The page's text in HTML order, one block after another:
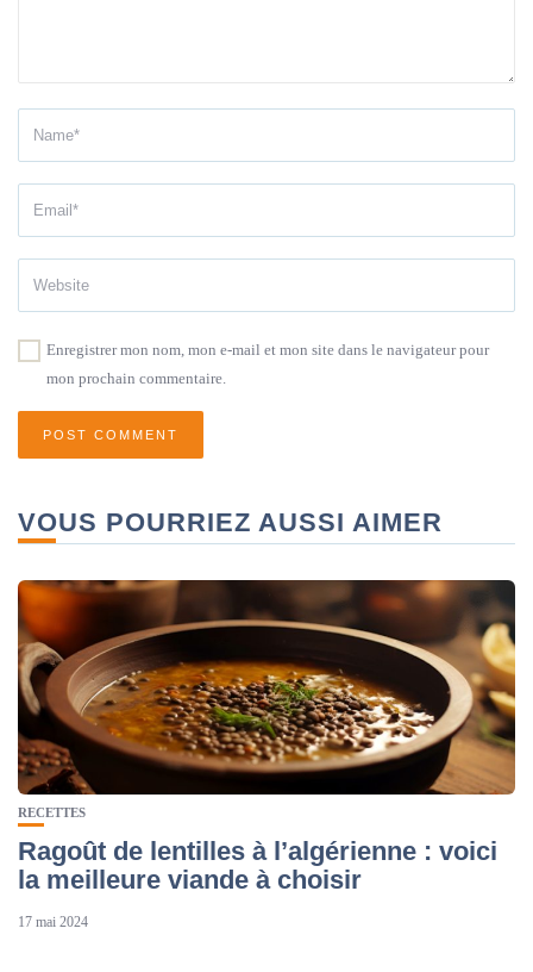
Enregistrer mon nom, mon e-mail et mon site dans le navigateur pour
mon prochain commentaire.
VOUS POURRIEZ AUSSI AIMER
RECETTES
Ragoût de lentilles à l’algérienne : voici
la meilleure viande à choisir
17 mai 2024